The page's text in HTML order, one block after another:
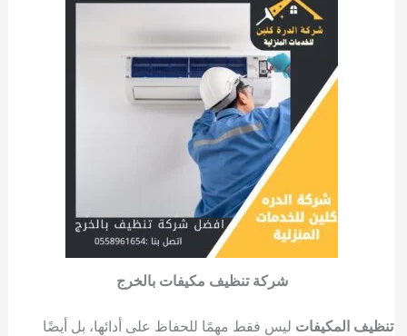
شركة تنظيف مكيفات بالخرج
تنظيف المكيفات ليس فقط مهمًا للحفاظ على أدائها، بل أيضًا